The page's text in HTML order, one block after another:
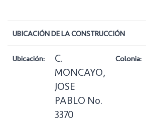
UBICACIÓN DE LA CONSTRUCCIÓN
Ubicación:
C.
MONCAYO,
JOSE
PABLO No.
3370
Colonia: